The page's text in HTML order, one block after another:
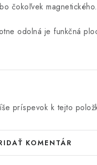
čokoľvek magnetického.
odolná je funkčná
príspevok k tejto
KOMENTÁR